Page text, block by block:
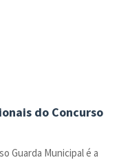
do Concurso
Guarda Municipal é a